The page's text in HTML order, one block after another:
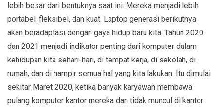
lebih besar dari bentuknya saat ini. Mereka menjadi lebih
portabel, fleksibel, dan kuat. Laptop generasi berikutnya
akan beradaptasi dengan gaya hidup baru kita. Tahun 2020
dan 2021 menjadi indikator penting dari komputer dalam
kehidupan kita sehari-hari, di tempat kerja, di sekolah, di
rumah, dan di hampir semua hal yang kita lakukan. Itu dimulai
sekitar Maret 2020, ketika banyak karyawan membawa
pulang komputer kantor mereka dan tidak muncul di kantor